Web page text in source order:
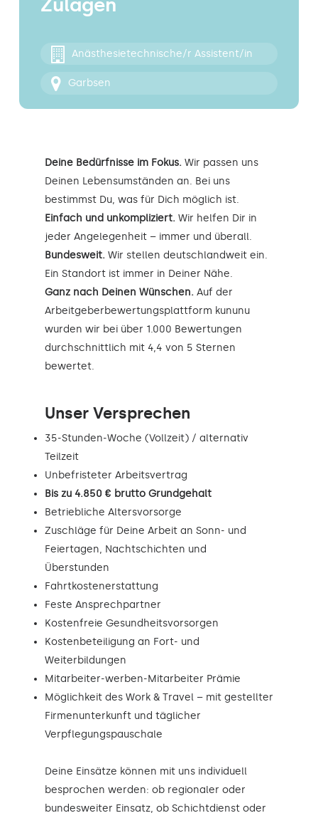
Kontakt
Zulagen
Anästhesietechnische/r Assistent/in
Garbsen
Deine Bedürfnisse im Fokus. Wir passen uns
Deinen Lebensumständen an. Bei uns
bestimmst Du, was für Dich möglich ist.
Einfach und unkompliziert. Wir helfen Dir in
jeder Angelegenheit – immer und überall.
Bundesweit. Wir stellen deutschlandweit ein.
Ein Standort ist immer in Deiner Nähe.
Ganz nach Deinen Wünschen. Auf der
Arbeitgeberbewertungsplattform kununu
wurden wir bei über 1.000 Bewertungen
durchschnittlich mit 4,4 von 5 Sternen
bewertet.
Unser Versprechen
35-Stunden-Woche (Vollzeit) / alternativ
Teilzeit
Unbefristeter Arbeitsvertrag
Bis zu 4.850 € brutto Grundgehalt
Betriebliche Altersvorsorge
Zuschläge für Deine Arbeit an Sonn- und
Feiertagen, Nachtschichten und
Überstunden
Fahrtkostenerstattung
Feste Ansprechpartner
Kostenfreie Gesundheitsvorsorgen
Kostenbeteiligung an Fort- und
Weiterbildungen
Mitarbeiter-werben-Mitarbeiter Prämie
Möglichkeit des Work & Travel – mit gestellter
Firmenunterkunft und täglicher
Verpflegungspauschale
Deine Einsätze können mit uns individuell
besprochen werden: ob regionaler oder
bundesweiter Einsatz, ob Schichtdienst oder